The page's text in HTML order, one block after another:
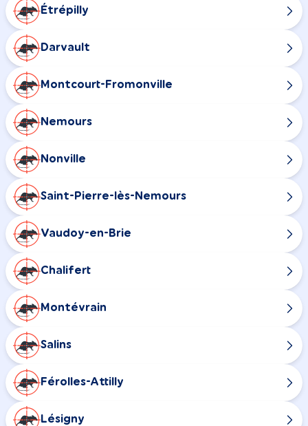
Étrépilly
Darvault
Montcourt-Fromonville
Nemours
Nonville
Saint-Pierre-lès-Nemours
Vaudoy-en-Brie
Chalifert
Montévrain
Salins
Férolles-Attilly
Lésigny